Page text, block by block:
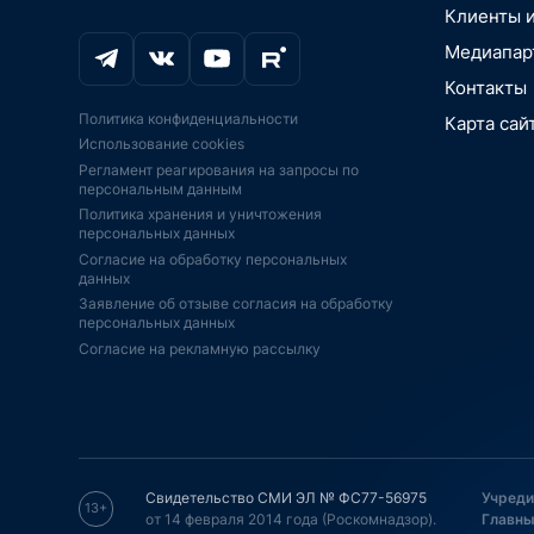
Политика конфиденциальности
Использование cookies
Регламент реагирования на запросы по
персональным данным
Политика хранения и уничтожения
персональных данных
Согласие на обработку персональных
данных
Заявление об отзыве согласия на обработку
персональных данных
Согласие на рекламную рассылку
технологии,
BigData,
IoT, АСУ ТП,
автомобили
Транспорт,
автомобили
Аддитивные
умный
вещей,
Аддитивные
связь,
автомобили
РЫНКИ.
IPO,
Клиенты
Контакты
Карта
13+
Свидетельство СМИ ЭЛ № ФС77-56975
от 14 февраля 2014 года (Роскомнадзор).